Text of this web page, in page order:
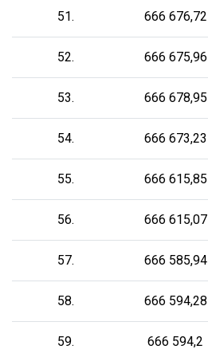
51. 666 676,72
52. 666 675,96
53. 666 678,95
54. 666 673,23
55. 666 615,85
56. 666 615,07
57. 666 585,94
58. 666 594,28
59. 666 594,2